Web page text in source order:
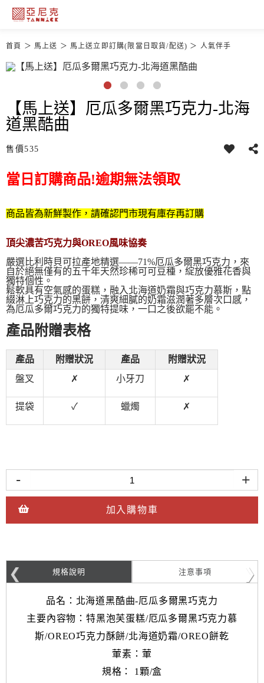
首頁 馬上送 馬上送立即訂購(限當日取貨/配送) 人氣伴手
【馬上送】厄瓜多爾黑巧克力-北海
道黑酷曲
售價535
當日訂購商品!逾期無法領取
商品皆為新鮮製作，請確認門市現有庫存再訂購
頂尖濃苦巧克力與OREO風味協奏
嚴選比利時貝可拉產地精選——71%厄瓜多爾黑巧克力，來
自於絕無僅有的五千年天然珍稀可可豆種，綻放優雅花香與
獨特個性。
鬆軟具有空氣感的蛋糕，融入北海道奶霜與巧克力慕斯，點
綴淋上巧克力的黑餅，清爽細膩的奶霜滋潤著多層次口感，
為厄瓜多爾巧克力的獨特提味，一口之後欲罷不能。
產品附贈表格
產品 附贈狀況 產品
附贈狀況
盤叉
✗ 小牙刀 ✗
提袋 ✓ 蠟燭 ✗
- +
加入購物車
規格說明 注意事項
品名：北海道黑酷曲-厄瓜多爾黑巧克力
主要內容物：特黑泡芙蛋糕/厄瓜多爾黑巧克力慕
斯/OREO巧克力酥餅/北海道奶霜/OREO餅乾
葷素：葷
規格： 1顆/盒